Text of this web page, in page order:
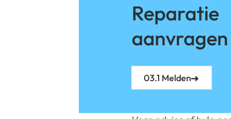
Reparatie
aanvragen
03.1 Melden